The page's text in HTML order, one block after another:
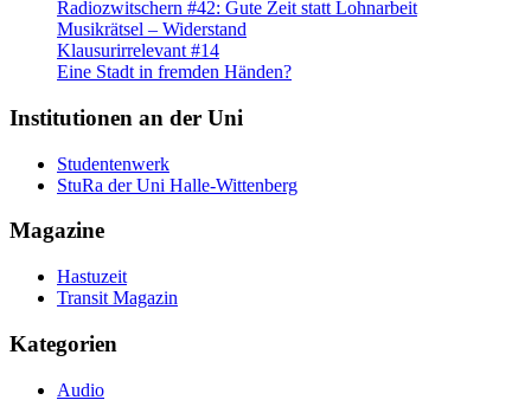
Radiozwitschern #42: Gute Zeit statt Lohnarbeit
Musikrätsel – Widerstand
Klausurirrelevant #14
Eine Stadt in fremden Händen?
Institutionen an der Uni
Studentenwerk
StuRa der Uni Halle-Wittenberg
Magazine
Hastuzeit
Transit Magazin
Kategorien
Audio